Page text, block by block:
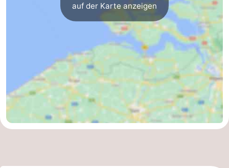
auf der Karte anzeigen